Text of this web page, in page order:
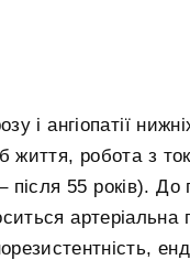
і ангіопатії
життя, робота з
після 55 років).